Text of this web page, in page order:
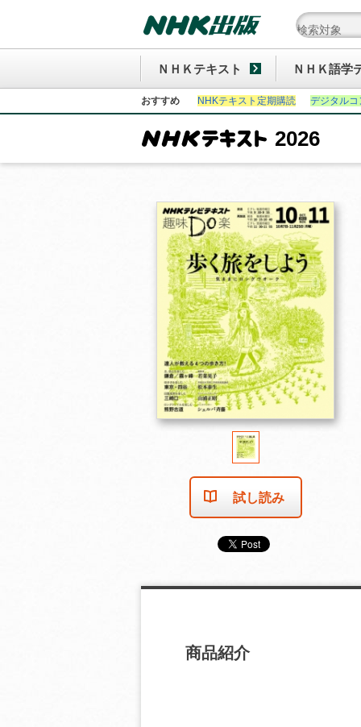
ＮＨＫテキスト ＮＨＫ語学
おすすめ NHKテキスト定期購読 デジタル
2026
試し読み
商品紹介